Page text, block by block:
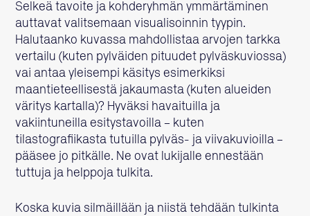
Selkeä tavoite ja kohderyhmän ymmärtäminen
auttavat valitsemaan visualisoinnin tyypin.
Halutaanko kuvassa mahdollistaa arvojen tarkka
vertailu (kuten pylväiden pituudet pylväskuviossa)
vai antaa yleisempi käsitys esimerkiksi
maantieteellisestä jakaumasta (kuten alueiden
väritys kartalla)? Hyväksi havaituilla ja
vakiintuneilla esitystavoilla – kuten
tilastografiikasta tutuilla pylväs- ja viivakuvioilla –
pääsee jo pitkälle. Ne ovat lukijalle ennestään
tuttuja ja helppoja tulkita.
Koska kuvia silmäillään ja niistä tehdään tulkinta